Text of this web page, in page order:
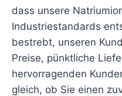
dass unsere
Industriestandards
bestrebt, unseren
Preise, pünktliche
hervorragenden
gleich, ob Sie einen